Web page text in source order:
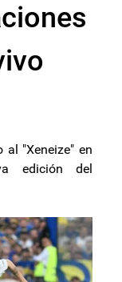
al "Xeneize" en
edición del